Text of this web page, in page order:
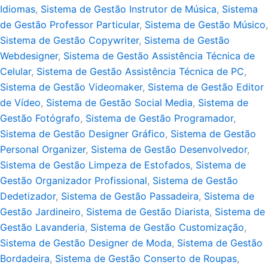
Idiomas, Sistema de Gestão Instrutor de Música, Sistema
de Gestão Professor Particular, Sistema de Gestão Músico,
Sistema de Gestão Copywriter, Sistema de Gestão
Webdesigner, Sistema de Gestão Assistência Técnica de
Celular, Sistema de Gestão Assistência Técnica de PC,
Sistema de Gestão Videomaker, Sistema de Gestão Editor
de Vídeo, Sistema de Gestão Social Media, Sistema de
Gestão Fotógrafo, Sistema de Gestão Programador,
Sistema de Gestão Designer Gráfico, Sistema de Gestão
Personal Organizer, Sistema de Gestão Desenvolvedor,
Sistema de Gestão Limpeza de Estofados, Sistema de
Gestão Organizador Profissional, Sistema de Gestão
Dedetizador, Sistema de Gestão Passadeira, Sistema de
Gestão Jardineiro, Sistema de Gestão Diarista, Sistema de
Gestão Lavanderia, Sistema de Gestão Customização,
Sistema de Gestão Designer de Moda, Sistema de Gestão
Bordadeira, Sistema de Gestão Conserto de Roupas,